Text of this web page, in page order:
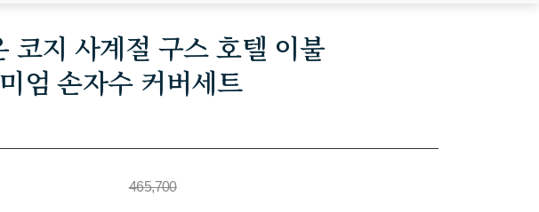
코지 사계절 구스 호텔 이불
엄 손자수 커버세트
465,700